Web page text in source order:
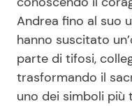
Andrea fino al suo
hanno suscitato
parte di tifosi,
trasformando il
uno dei simboli